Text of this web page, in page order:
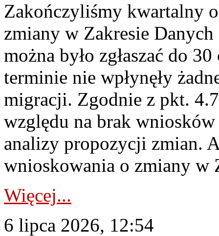
Zakończyliśmy kwartalny
zmiany w Zakresie
można było zgłaszać do
terminie nie wpłynęły
migracji. Zgodnie z pkt.
względu na brak
analizy propozycji zmian.
wnioskowania o zmiany w
Więcej...
6 lipca 2026, 12:54